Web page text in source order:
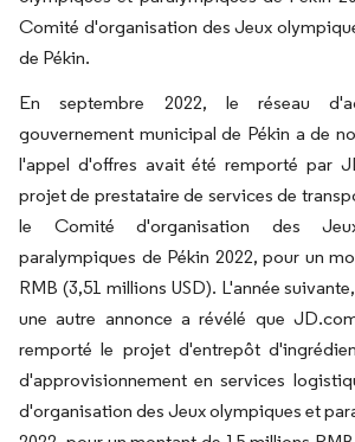
Comité d'organisation des Jeux
de Pékin.
En septembre 2022, le réseau
gouvernement municipal de Pékin a de
l'appel d'offres avait été remporté par
projet de prestataire de services de
le Comité d'organisation des
paralympiques de Pékin 2022, pour un
RMB (3,51 millions USD). L'année
une autre annonce a révélé que
remporté le projet d'entrepôt
d'approvisionnement en services
d'organisation des Jeux olympiques et